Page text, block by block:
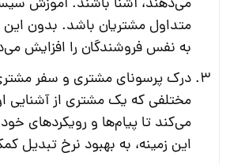
می‌دهند، آشنا باشند.آموزش
متداول مشتریان باشد. بدون
به نفس فروشندگان را افزایش
درک پرسونای مشتری و سفر
مختلفی که یک مشتری از آشنایی
می‌کند تا پیام‌ها و رویکردهای
این زمینه، به بهبود نرخ تبدیل